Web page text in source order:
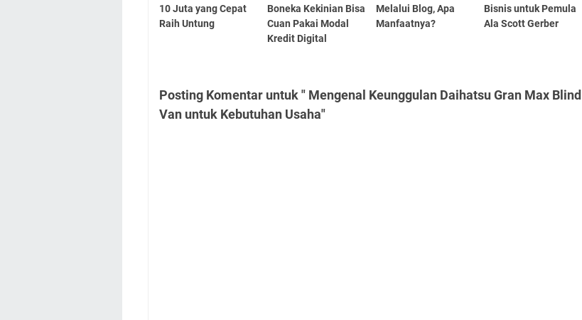
10 Juta yang Cepat
Raih Untung
Boneka Kekinian Bisa
Cuan Pakai Modal
Kredit Digital
Melalui Blog, Apa
Manfaatnya?
Bisnis untuk Pemula
Ala Scott Gerber
Posting Komentar untuk " Mengenal Keunggulan Daihatsu Gran Max Blind
Van untuk Kebutuhan Usaha"